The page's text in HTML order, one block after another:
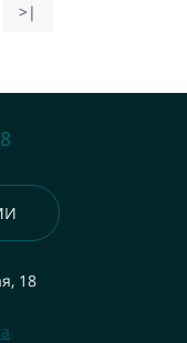
>|
18